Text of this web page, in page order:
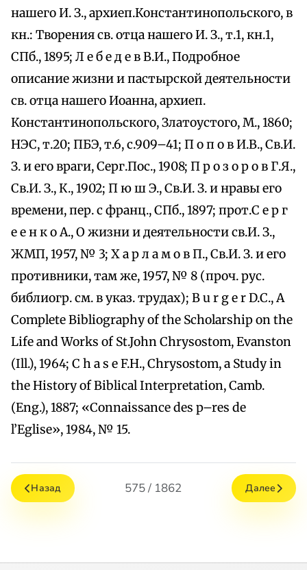
нашего И. З., архиеп.Константинопольского, в
кн.: Творения св. отца нашего И. З., т.1, кн.1,
СПб., 1895; Л е б е д е в В.И., Подробное
описание жизни и пастырской деятельности
св. отца нашего Иоанна, архиеп.
Константинопольского, Златоустого, М., 1860;
НЭС, т.20; ПБЭ, т.6, с.909–41; П о п о в И.В., Св.И.
З. и его враги, Серг.Пос., 1908; П р о з о р о в Г.Я.,
Св.И. З., К., 1902; П ю ш Э., Св.И. З. и нравы его
времени, пер. с франц., СПб., 1897; прот.С е р г
е е н к о А., О жизни и деятельности св.И. З.,
ЖМП, 1957, № 3; Х а р л а м о в П., Св.И. З. и его
противники, там же, 1957, № 8 (проч. рус.
библиогр. см. в указ. трудах); B u r g e r D.С., A
Complete Bibliography of the Scholarship on the
Life and Works of St.John Chrysostom, Evanston
(Ill.), 1964; C h a s e F.H., Chrysostom, a Study in
the History of Biblical Interpretation, Camb.
(Eng.), 1887; «Connaissance des p–res de
l’Eglise», 1984, № 15.
Назад 575 / 1862 Далее